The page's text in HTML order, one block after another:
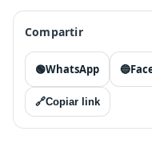
Compartir
🟢WhatsApp 🔵
🔗Copiar link